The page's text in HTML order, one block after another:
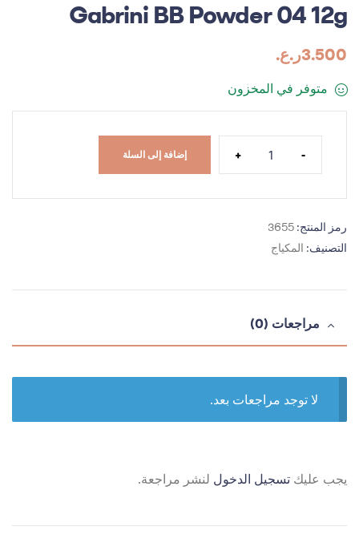
Gabrini BB Powder 04 12g
3.500ر.ع.
متوفر في المخزون
-
+ إضافة إلى السلة
رمز المنتج: 3655
التصنيف: المكياج
مراجعات (0)
لا توجد مراجعات بعد.
يجب عليك تسجيل الدخول لنشر مراجعة.